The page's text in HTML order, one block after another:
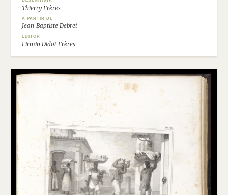
Thierry Frères
A PARTIR DE
Jean-Baptiste Debret
EDITOR
Firmin Didot Frères